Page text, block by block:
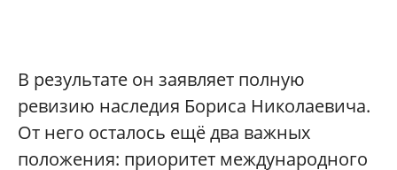
В результате он заявляет полную
ревизию наследия Бориса Николаевича.
От него осталось ещё два важных
положения: приоритет международного